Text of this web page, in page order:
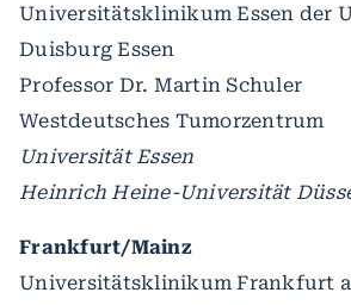
Universitätsklinikum Essen der
Duisburg Essen
Professor Dr. Martin Schuler
Westdeutsches Tumorzentrum
Universität Essen
Heinrich Heine-Universität
Frankfurt/Mainz
Universitätsklinikum Frankfurt